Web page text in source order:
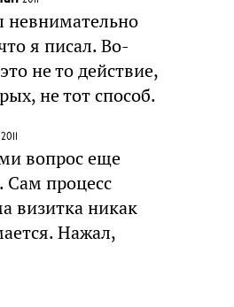
невнимательно
я писал. Во-
не то действие,
не тот способ.
2011
вопрос еще
процесс
визитка никак
Нажал,